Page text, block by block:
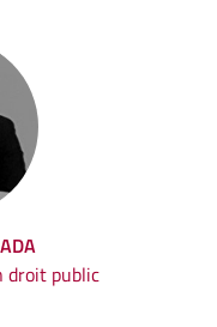
droit public